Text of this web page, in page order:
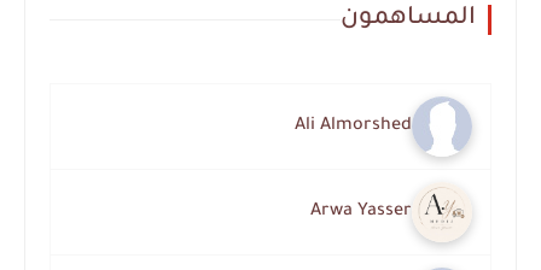
المساهمون
Ali Almorshed
Arwa Yasser